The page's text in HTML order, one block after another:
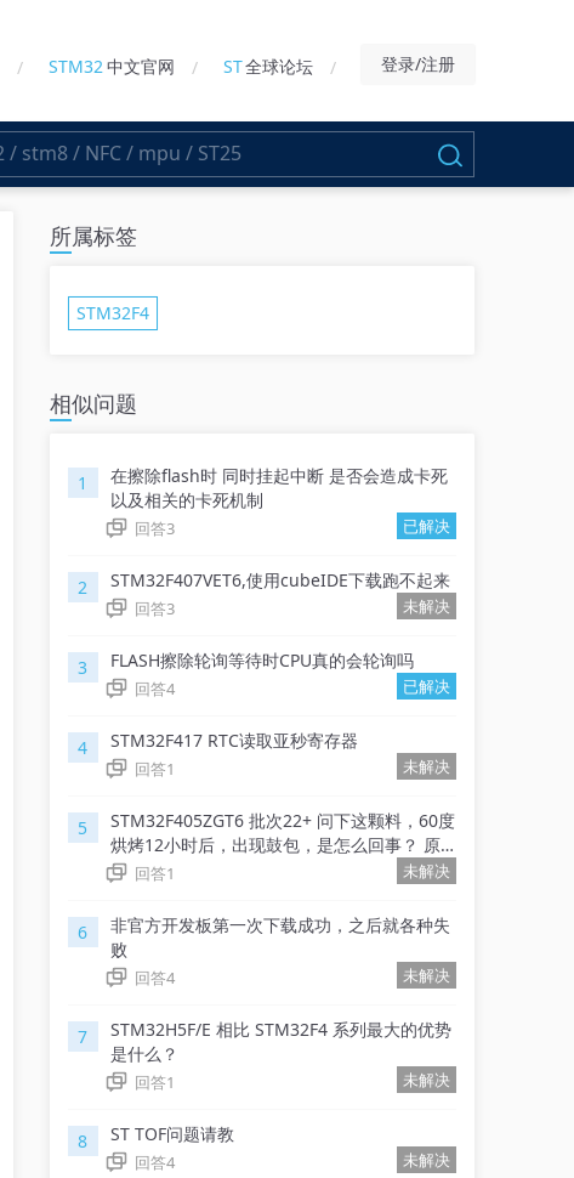
STM32中文官网 ST全球论坛 登录/注册
所属标签
STM32F4
相似问题
1
在擦除flash时 同时挂起中断 是否会造成卡死
以及相关的卡死机制
回答3 已解决
2 STM32F407VET6,使用cubeIDE下载跑不起来
回答3 未解决
3 FLASH擦除轮询等待时CPU真的会轮询吗
回答4 已解决
4 STM32F417 RTC读取亚秒寄存器
回答1 未解决
5
STM32F405ZGT6 批次22+ 问下这颗料，60度
烘烤12小时后，出现鼓包，是怎么回事？ 原
厂有标准的烘烤温度范围 跟时长范围吗？
回答1 未解决
6
非官方开发板第一次下载成功，之后就各种失
败
回答4 未解决
7
STM32H5F/E 相比 STM32F4 系列最大的优势
是什么？
回答1 未解决
8 ST TOF问题请教
回答4 未解决